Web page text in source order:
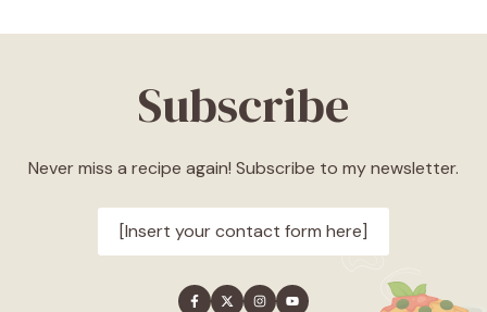
Subscribe
Never miss a recipe again! Subscribe to my newsletter.
[Insert your contact form here]